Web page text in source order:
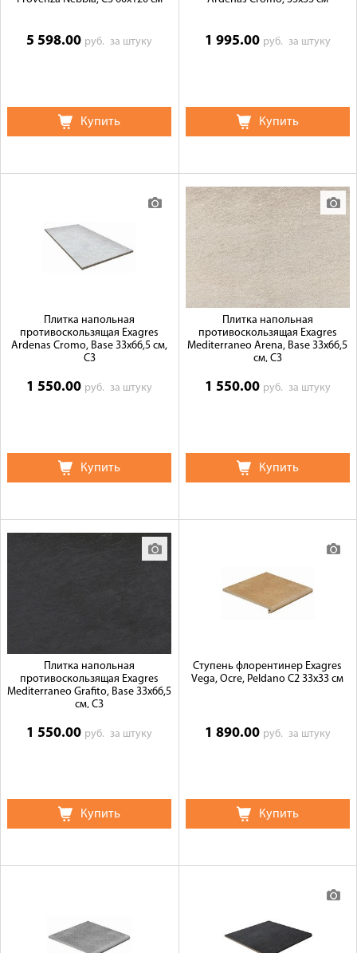
5 598.00 руб.за штуку
Купить
1 995.00 руб. за штуку
Купить
Плитка напольная
противоскользящая Exagres
Ardenas Cromo, Base 33x66,5 см,
C3
1 550.00 руб.за штуку
Купить
Плитка напольная
противоскользящая Exagres
Mediterraneo Arena, Base 33x66,5
см, C3
1 550.00 руб. за штуку
Купить
Плитка напольная
противоскользящая Exagres
Mediterraneo Grafito, Base 33x66,5
см, C3
1 550.00 руб.за штуку
Купить
Ступень флорентинер Exagres
Vega, Ocre, Peldano C2 33x33 см
1 890.00 руб. за штуку
Купить